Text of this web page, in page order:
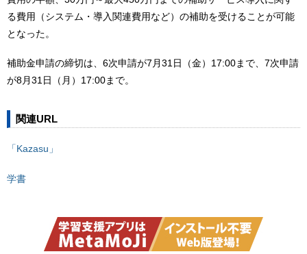
る費用（システム・導入関連費用など）の補助を受けることが可能
となった。
補助金申請の締切は、6次申請が7月31日（金）17:00まで、7次申請
が8月31日（月）17:00まで。
関連URL
「Kazasu」
学書